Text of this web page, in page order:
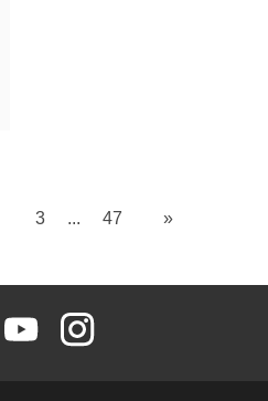
3 47 »